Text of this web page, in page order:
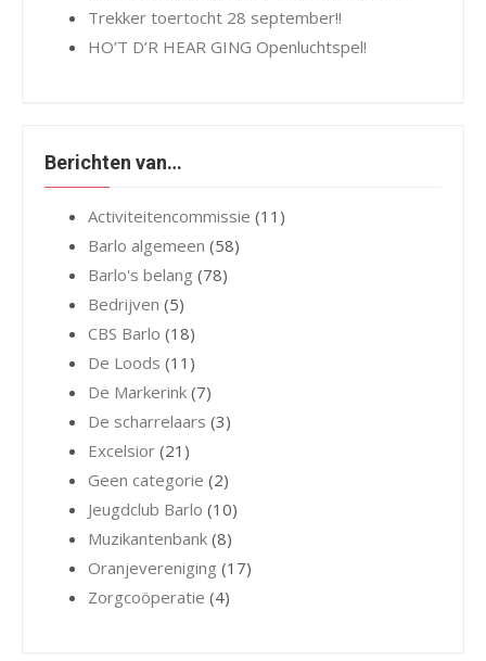
Trekker toertocht 28 september!!
HO’T D’R HEAR GING Openluchtspel!
Berichten van…
Activiteitencommissie (11)
Barlo algemeen (58)
Barlo's belang (78)
Bedrijven (5)
CBS Barlo (18)
De Loods (11)
De Markerink (7)
De scharrelaars (3)
Excelsior (21)
Geen categorie (2)
Jeugdclub Barlo (10)
Muzikantenbank (8)
Oranjevereniging (17)
Zorgcoöperatie (4)